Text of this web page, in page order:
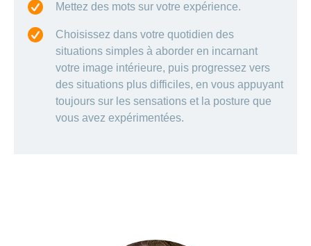
Mettez des mots sur votre expérience.
Choisissez dans votre quotidien des
situations simples à aborder en incarnant
votre image intérieure, puis progressez vers
des situations plus difficiles, en vous appuyant
toujours sur les sensations et la posture que
vous avez expérimentées.